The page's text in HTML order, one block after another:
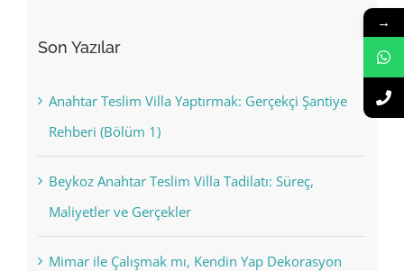
Son Yazılar
Anahtar Teslim Villa Yaptırmak: Gerçekçi Şantiye
Rehberi (Bölüm 1)
Beykoz Anahtar Teslim Villa Tadilatı: Süreç,
Maliyetler ve Gerçekler
Mimar ile Çalışmak mı, Kendin Yap Dekorasyon
→